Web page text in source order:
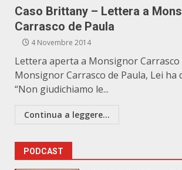
Caso Brittany – Lettera a
Carrasco de Paula
4 Novembre 2014
Lettera aperta a Monsignor Carrasco
Monsignor Carrasco de Paula, Lei ha
“Non giudichiamo le...
Continua a leggere...
PODCAST